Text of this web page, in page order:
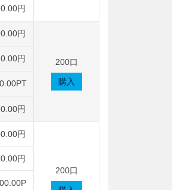
円
円
200口
購入
円
円
円
200口
円